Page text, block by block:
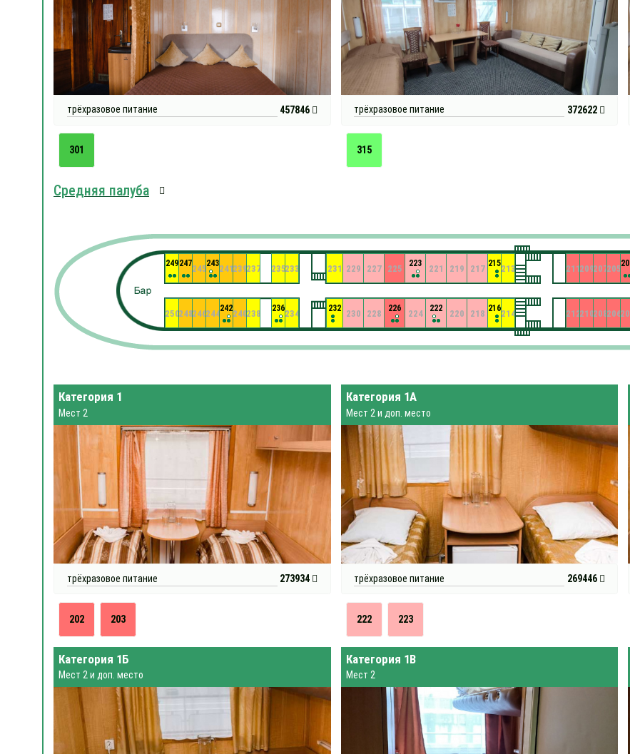
трёхразовое питание 457846
301
трёхразовое питание 372622
315
Средняя палуба
205
206
207
208
209
210
211
212
213
214
215
216
217
218
219
220
221
222
223
224
225
226
227
228
229
230
231
232
233
234
235
236
237
238
239
240
241
242
243
244
245
246
247
248
249
250
Категория 1
Мест 2
трёхразовое питание 273934
202 203
Категория 1А
Мест 2 и доп. место
трёхразовое питание 269446
222 223
Категория 1Б
Мест 2 и доп. место
Категория 1В
Мест 2